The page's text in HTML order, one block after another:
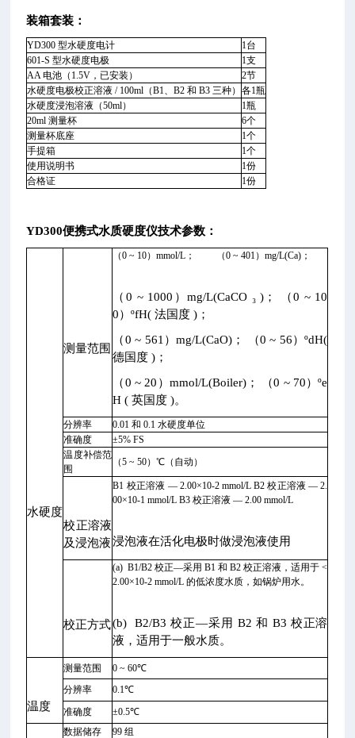
装箱套装：
YD300 型水硬度电计
1台
601-S 型水硬度电极
1支
AA 电池（1.5V，已安装）
2节
水硬度电极校正溶液 / 100ml（B1、B2 和 B3 三种） 各1瓶
水硬度浸泡溶液（50ml）
1瓶
20ml 测量杯
6个
测量杯底座
1个
手提箱
1个
使用说明书
1份
合格证
1份
YD300便携式水质硬度仪技术参数：
水硬度
测量范围
（0 ~ 10）mmol/L； （0 ~ 401）mg/L(Ca)；
（0 ~ 1000）mg/L(CaCO ₃ )； （0 ~ 10
0）ºfH( 法国度 )；
（0 ~ 561）mg/L(CaO)； （0 ~ 56）ºdH(
德国度 )；
（0 ~ 20）mmol/L(Boiler)； （0 ~ 70）ºe
H ( 英国度 )。
分辨率
0.01 和 0.1 水硬度单位
准确度
±5% FS
温度补偿范
围
（5 ~ 50）℃（自动）
校正溶液
及浸泡液
B1 校正溶液 — 2.00×10-2 mmol/L B2 校正溶液 — 2.
00×10-1 mmol/L B3 校正溶液 — 2.00 mmol/L
浸泡液在活化电极时做浸泡液使用
校正方式
(a) B1/B2 校正—采用 B1 和 B2 校正溶液，适用于 <
2.00×10-2 mmol/L 的低浓度水质，如锅炉用水。
(b) B2/B3 校正—采用 B2 和 B3 校正溶
液，适用于一般水质。
温度
测量范围
0 ~ 60℃
分辨率
0.1℃
准确度
±0.5℃
数据储存
99 组